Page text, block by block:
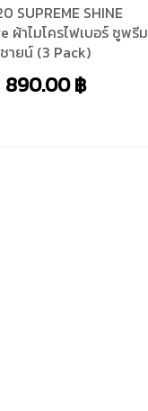
SUPREME SHINE
ผ้าไมโครไฟเบอร์ ซูพรีม
ชายน์ (3 Pack)
890.00฿